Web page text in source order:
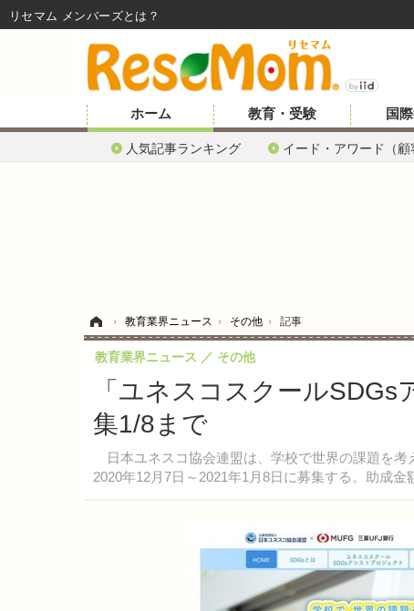
ホーム
人気記事ランキング イード・アワード（顧
教育・受験 国
› 教育業界ニュース › その他 › 記事
「ユネスコスクール
集1/8まで
日本ユネスコ協会連盟は、学校で世界の課題を
2020年12月7日～2021年1月8日に募集する。助成
教育業界ニュース その他
リセマム メンバーズ